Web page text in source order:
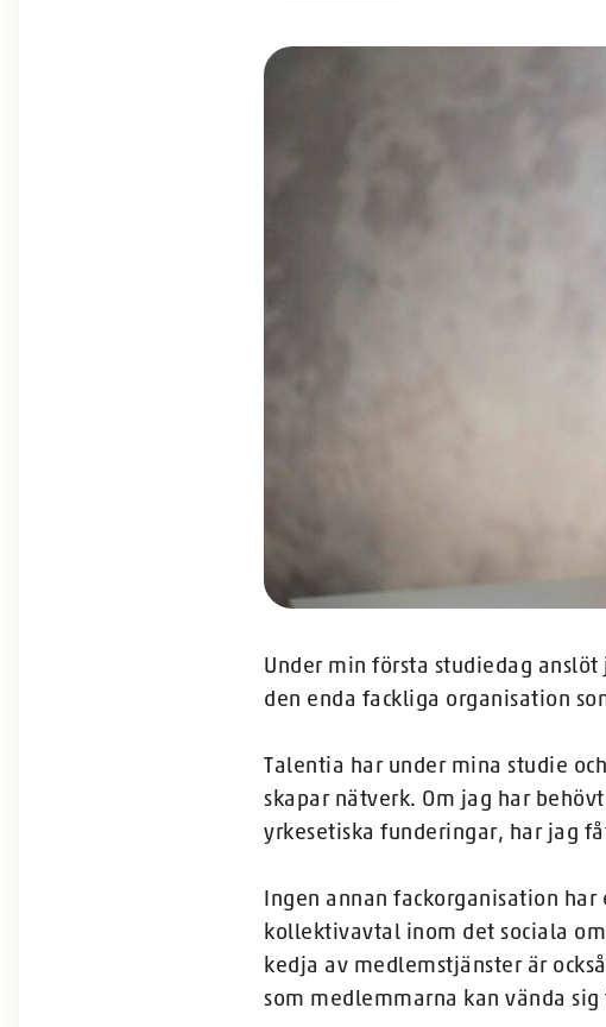
Under min första studiedag
den enda fackliga organisation
Talentia har under mina studie­
skapar nätverk. Om jag har
yrkesetiska funderingar, har jag
Ingen annan fackorganisation
kollektivavtal inom det sociala
kedja av medlemstjänster är
som medlemmarna kan vända